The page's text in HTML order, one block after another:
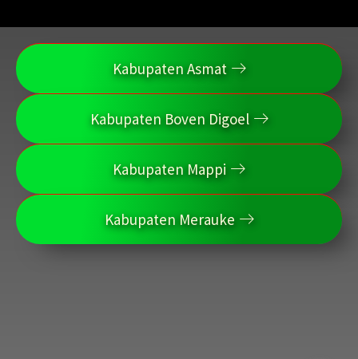
Kabupaten Asmat
Kabupaten Boven Digoel
Kabupaten Mappi
Kabupaten Merauke